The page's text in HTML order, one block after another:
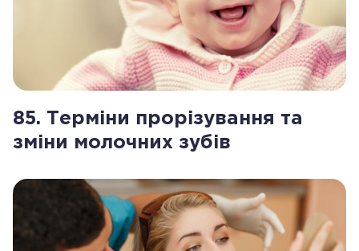
85. Терміни прорізування та
зміни молочних зубів